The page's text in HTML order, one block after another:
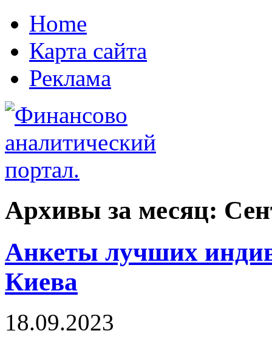
Home
Карта сайта
Реклама
Архивы за месяц:
Анкеты лучших
Киева
18.09.2023